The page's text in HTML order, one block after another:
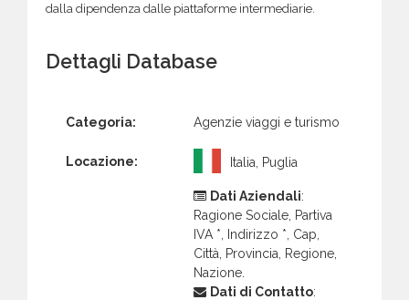
dalla dipendenza dalle piattaforme intermediarie.
Dettagli Database
Categoria: Agenzie viaggi e turismo
Locazione: Italia, Puglia
Dati Aziendali:
Ragione Sociale, Partiva
IVA *, Indirizzo *, Cap,
Città, Provincia, Regione,
Nazione.
Dati di Contatto: